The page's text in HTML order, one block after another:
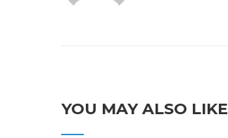
YOU MAY ALSO LIKE